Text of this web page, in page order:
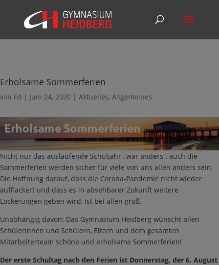
Erholsame Sommerferien
von Fd | Juni 24, 2020 | Aktuelles, Allgemeines
Nicht nur das auslaufende Schuljahr „war anders“, auch die
Sommerferien werden sicher für viele von uns allen anders sein.
Die Hoffnung darauf, dass die Corona-Pandemie nicht wieder
aufflackert und dass es in absehbarer Zukunft weitere
Lockerungen geben wird, ist bei allen groß.
Unabhängig davon: Das Gymnasium Heidberg wünscht allen
Schülerinnen und Schülern, Eltern und dem gesamten
Mitarbeiterteam schöne und erholsame Sommerferien!
Der erste Schultag nach den Ferien ist Donnerstag, der 6. August